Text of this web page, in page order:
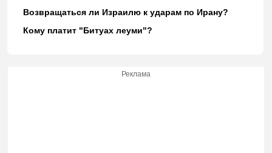
Возвращаться ли Израилю к ударам по Ирану?
Кому платит "Битуах леуми"?
Реклама